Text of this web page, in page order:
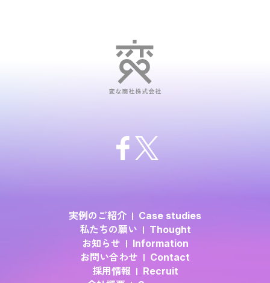
実例のご紹介 Case studies
私たちの願い Thought
お知らせ Information
お問い合わせ Contact
採用情報 Recruit